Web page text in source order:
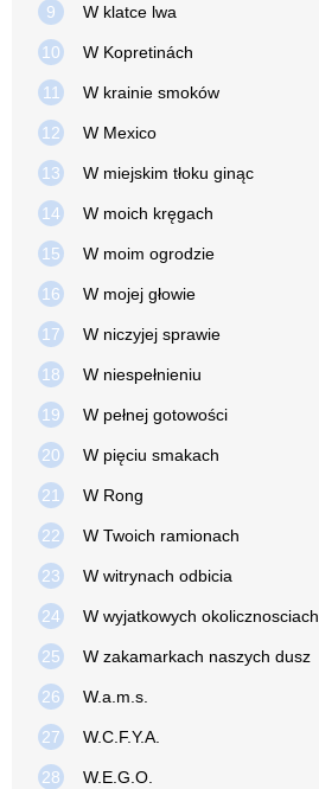
9 W klatce lwa
10 W Kopretinách
11 W krainie smoków
12 W Mexico
13 W miejskim tłoku ginąc
14 W moich kręgach
15 W moim ogrodzie
16 W mojej głowie
17 W niczyjej sprawie
18 W niespełnieniu
19 W pełnej gotowości
20 W pięciu smakach
21 W Rong
22 W Twoich ramionach
23 W witrynach odbicia
24 W wyjatkowych okolicznosciach
25 W zakamarkach naszych dusz
26 W.a.m.s.
27 W.C.F.Y.A.
28 W.E.G.O.